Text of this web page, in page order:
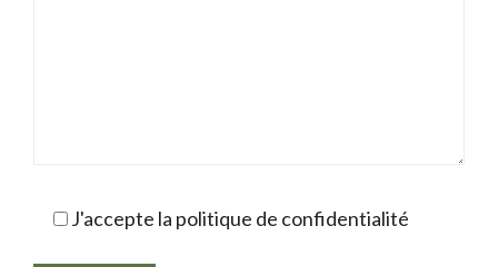
J'accepte la politique de confidentialité